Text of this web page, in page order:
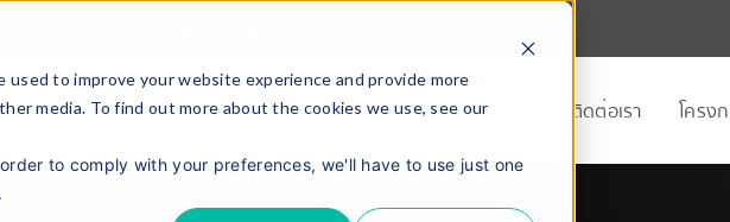
to improve your website experience and provide more
media. To find out more about the cookies we use, see our
to comply with your preferences, we'll have to use just one
เกี่ยวกับเรา ผลิตภัณฑ์ แคตตาล็อก ติดต่อเรา โครง